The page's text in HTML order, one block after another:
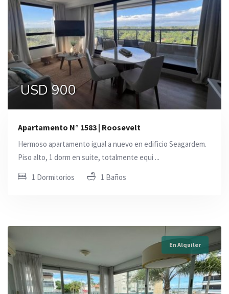
USD 900
Apartamento N° 1583 | Roosevelt
Hermoso apartamento igual a nuevo en edificio Seagardem.
Piso alto, 1 dorm en suite, totalmente equi ...
1 Dormitorios 1 Baños
En Alquiler